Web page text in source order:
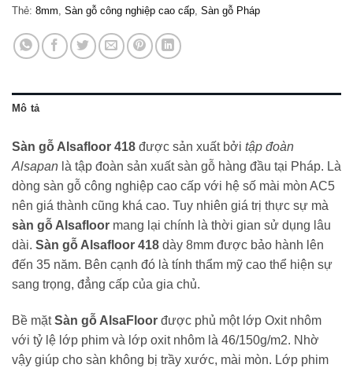
Thẻ: 8mm, Sàn gỗ công nghiệp cao cấp, Sàn gỗ Pháp
Mô tả
Sàn gỗ Alsafloor 418 được sản xuất bởi tập đoàn
Alsapan là tập đoàn sản xuất sàn gỗ hàng đầu tại Pháp. Là
dòng sàn gỗ công nghiệp cao cấp với hệ số mài mòn AC5
nên giá thành cũng khá cao. Tuy nhiên giá trị thực sự mà
sàn gỗ Alsafloor mang lại chính là thời gian sử dụng lâu
dài. Sàn gỗ Alsafloor 418 dày 8mm được bảo hành lên
đến 35 năm. Bên cạnh đó là tính thẩm mỹ cao thể hiện sự
sang trọng, đẳng cấp của gia chủ.
Bề mặtSàn gỗ AlsaFloor được phủ một lớp Oxit nhôm
với tỷ lệ lớp phim và lớp oxit nhôm là 46/150g/m2. Nhờ
vậy giúp cho sàn không bị trầy xước, mài mòn. Lớp phim